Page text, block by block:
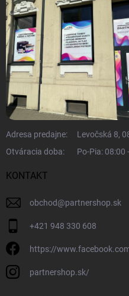
Adresa predajne:
Levočská 8,
Otváracia doba:
Po-Pia: 08:00
KONTAKT
obchod@partnershop.sk
+421 948 330 608
https://
partnershop.sk/